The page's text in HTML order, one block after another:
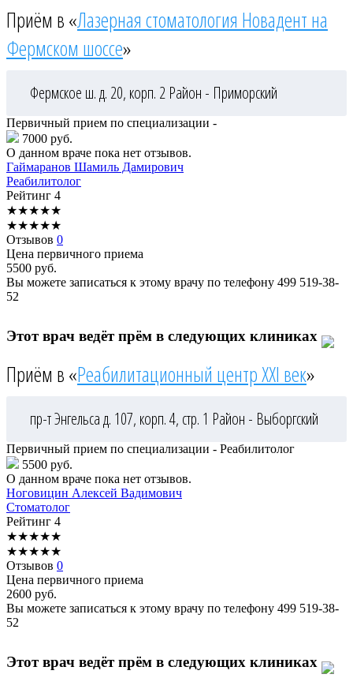
Приём в «Лазерная стоматология Новадент на
Фермском шоссе»
Фермское ш. д. 20, корп. 2 Район - Приморский
Первичный прием по специализации -
7000 руб.
О данном враче пока нет отзывов.
Гаймаранов Шамиль Дамирович
Реабилитолог
Рейтинг 4
★★★★★
★★★★★
Отзывов 0
Цена первичного приема
5500 руб.
Вы можете записаться к этому врачу по телефону 499 519-38-
52
Этот врач ведёт прём в следующих клиниках
Приём в «Реабилитационный центр XXI век»
пр-т Энгельса д. 107, корп. 4, стр. 1 Район - Выборгский
Первичный прием по специализации - Реабилитолог
5500 руб.
О данном враче пока нет отзывов.
Ноговицин Алексей Вадимович
Стоматолог
Рейтинг 4
★★★★★
★★★★★
Отзывов 0
Цена первичного приема
2600 руб.
Вы можете записаться к этому врачу по телефону 499 519-38-
52
Этот врач ведёт прём в следующих клиниках